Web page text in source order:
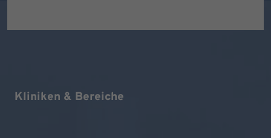
Kliniken & Bereiche